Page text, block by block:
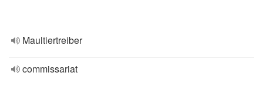
Maultiertreiber
commissariat